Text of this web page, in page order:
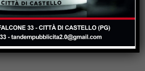
“Sofia Ancora – Musica, sorrisi, ricordi
nell’aria”: il 14 agosto Monte Santa
Maria Tiberina torna a ballare per
Sofia